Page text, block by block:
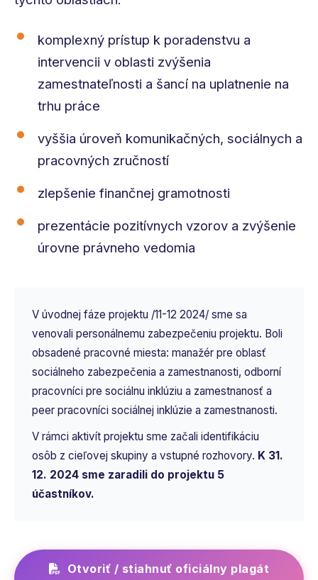
komplexný prístup k poradenstvu a
intervencii v oblasti zvýšenia
zamestnateľnosti a šancí na uplatnenie na
trhu práce
vyššia úroveň komunikačných, sociálnych a
pracovných zručností
zlepšenie finančnej gramotnosti
prezentácie pozitívnych vzorov a zvýšenie
úrovne právneho vedomia
V úvodnej fáze projektu /11-12 2024/ sme sa
venovali personálnemu zabezpečeniu projektu. Boli
obsadené pracovné miesta: manažér pre oblasť
sociálneho zabezpečenia a zamestnanosti, odborní
pracovníci pre sociálnu inklúziu a zamestnanosť a
peer pracovníci sociálnej inklúzie a zamestnanosti.
V rámci aktivít projektu sme začali identifikáciu
osôb z cieľovej skupiny a vstupné rozhovory. K 31.
12. 2024 sme zaradili do projektu 5
účastníkov.
Otvoriť / stiahnuť oficiálny plagát